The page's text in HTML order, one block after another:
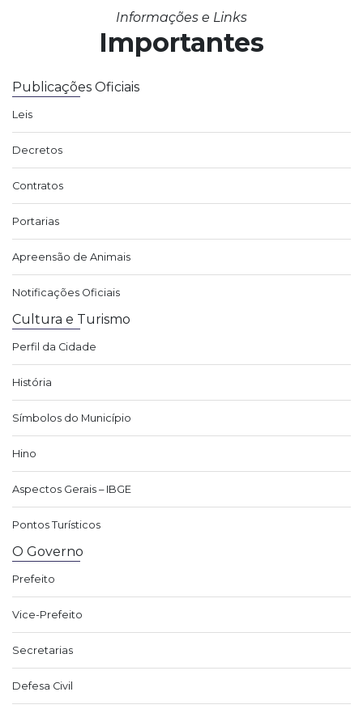
Informações e Links
Importantes
Publicações Oficiais
Leis
Decretos
Contratos
Portarias
Apreensão de Animais
Notificações Oficiais
Cultura e Turismo
Perfil da Cidade
História
Símbolos do Município
Hino
Aspectos Gerais – IBGE
Pontos Turísticos
O Governo
Prefeito
Vice-Prefeito
Secretarias
Defesa Civil